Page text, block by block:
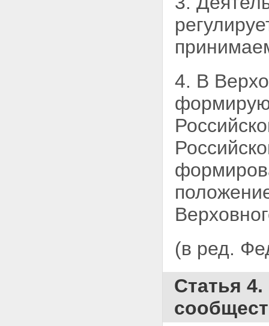
4. В
(в ред.
Статья